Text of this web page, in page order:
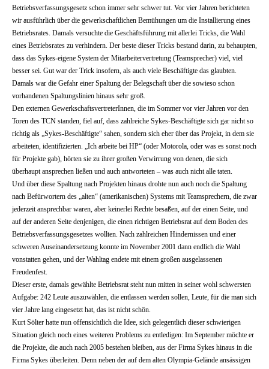
Betriebsverfassungsgesetz schon immer sehr schwer tut. Vor vier Jahren berichteten
wir ausführlich über die gewerkschaftlichen Bemühungen um die Installierung eines
Betriebsrates. Damals versuchte die Geschäftsführung mit allerlei Tricks, die Wahl
eines Betriebsrates zu verhindern. Der beste dieser Tricks bestand darin, zu behaupten,
dass das Sykes-eigene System der Mitarbeitervertretung (Teamsprecher) viel, viel
besser sei. Gut war der Trick insofern, als auch viele Beschäftigte das glaubten.
Damals war die Gefahr einer Spaltung der Belegschaft über die sowieso schon
vorhandenen Spaltungslinien hinaus sehr groß.
Den externen GewerkschaftsvertreterInnen, die im Sommer vor vier Jahren vor den
Toren des TCN standen, fiel auf, dass zahlreiche Sykes-Beschäftigte sich gar nicht so
richtig als „Sykes-Beschäftigte“ sahen, sondern sich eher über das Projekt, in dem sie
arbeiteten, identifizierten. „Ich arbeite bei HP“ (oder Motorola, oder was es sonst noch
für Projekte gab), hörten sie zu ihrer großen Verwirrung von denen, die sich
überhaupt ansprechen ließen und auch antworteten – was auch nicht alle taten.
Und über diese Spaltung nach Projekten hinaus drohte nun auch noch die Spaltung
nach Befürwortern des „alten“ (amerikanischen) Systems mit Teamsprechern, die zwar
jederzeit ansprechbar waren, aber keinerlei Rechte besaßen, auf der einen Seite, und
auf der anderen Seite denjenigen, die einen richtigen Betriebsrat auf dem Boden des
Betriebsverfassungsgesetzes wollten. Nach zahlreichen Hindernissen und einer
schweren Auseinandersetzung konnte im November 2001 dann endlich die Wahl
vonstatten gehen, und der Wahltag endete mit einem großen ausgelassenen
Freudenfest.
Dieser erste, damals gewählte Betriebsrat steht nun mitten in seiner wohl schwersten
Aufgabe: 242 Leute auszuwählen, die entlassen werden sollen, Leute, für die man sich
vier Jahre lang eingesetzt hat, das ist nicht schön.
Kurt Sölter hatte nun offensichtlich die Idee, sich gelegentlich dieser schwierigen
Situation gleich noch eines weiteren Problems zu entledigen: Im September möchte er
die Projekte, die auch nach 2005 bestehen bleiben, aus der Firma Sykes hinaus in die
Firma Sykes überleiten. Denn neben der auf dem alten Olympia-Gelände ansässigen